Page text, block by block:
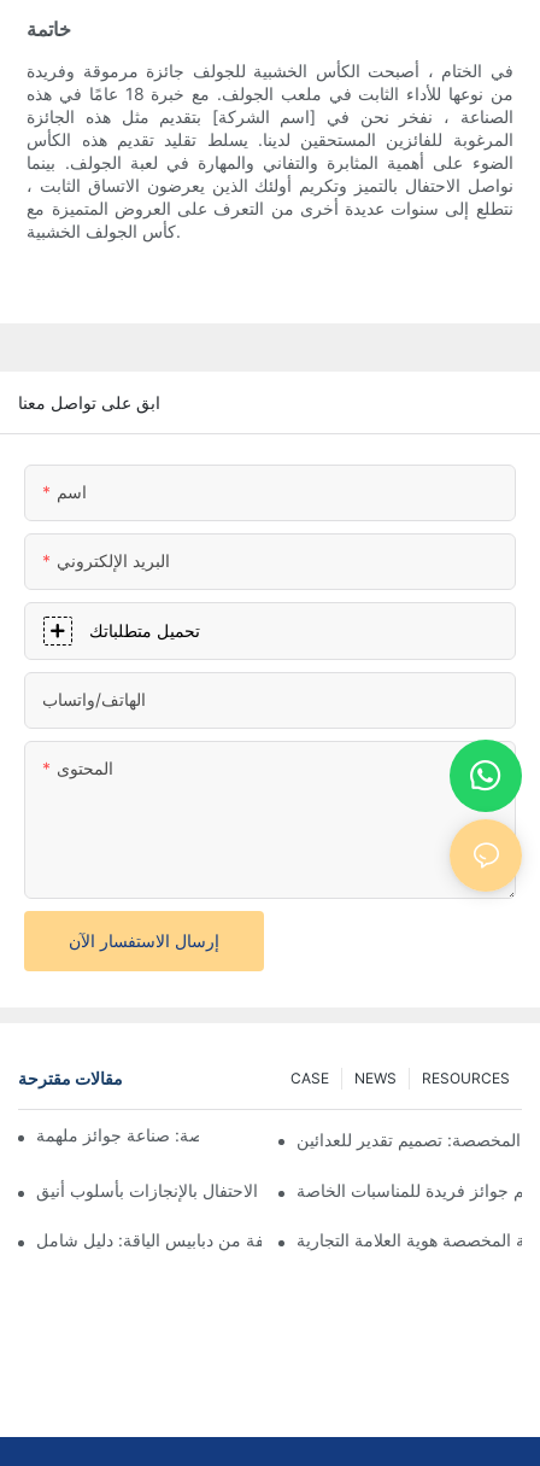
خاتمة
في الختام ، أصبحت الكأس الخشبية للجولف جائزة مرموقة وفريدة
من نوعها للأداء الثابت في ملعب الجولف. مع خبرة 18 عامًا في هذه
الصناعة ، نفخر نحن في [اسم الشركة] بتقديم مثل هذه الجائزة
المرغوبة للفائزين المستحقين لدينا. يسلط تقليد تقديم هذه الكأس
الضوء على أهمية المثابرة والتفاني والمهارة في لعبة الجولف. بينما
نواصل الاحتفال بالتميز وتكريم أولئك الذين يعرضون الاتساق الثابت ،
نتطلع إلى سنوات عديدة أخرى من التعرف على العروض المتميزة مع
كأس الجولف الخشبية.
ابق على تواصل معنا
اسم
البريد الإلكتروني
تحميل متطلباتك
الهاتف/واتساب
المحتوى
إرسال الاستفسار الآن
مقالات مقترحة RESOURCES
NEWS
CASE
فن صنع الميداليات المخصصة: صناعة جوائز ملهمةالمخصصة: تصميم تقدير للعدائين
ميداليات الجوائز المخصصة: الاحتفال بالإنجازات بأسلوب أنيق
جوائز فريدة للمناسبات الخاصة
فهم أنواع مختلفة من دبابيس الياقة: دليل شاملالمخصصة هوية العلامة التجارية